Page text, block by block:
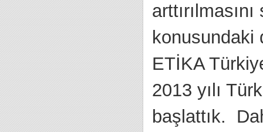
konusundaki
ETİKA
2013 yılı
başlattık.